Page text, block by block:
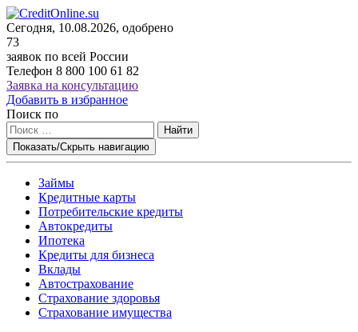
Сегодня, 10.08.2026, одобрено
73
заявок по всей России
Телефон 8 800 100 61 82
Заявка на консультацию
Добавить в избранное
Поиск по
Найти
Показать/Скрыть навигацию
Займы
Кредитные карты
Потребительские кредиты
Автокредиты
Ипотека
Кредиты для бизнеса
Вклады
Автострахование
Страхование здоровья
Страхование имущества